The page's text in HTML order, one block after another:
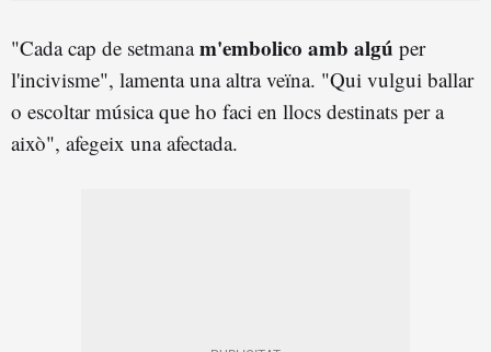
"Cada cap de setmanam'embolico amb algú per
l'incivisme", lamenta una altra veïna. "Qui vulgui ballar
o escoltar música que ho faci en llocs destinats per a
això", afegeix una afectada.